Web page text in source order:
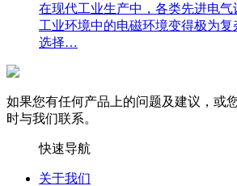
在现代工业生产中，各类先进电
工业环境中的电磁环境变得极为复
选择…
如果您有任何产品上的问题及建议，或
时与我们联系。
快速导航
关于我们